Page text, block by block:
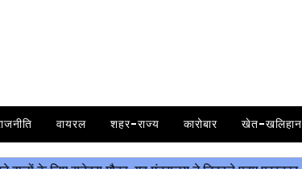
वायरल शहर-राज्य कारोबार खेत-खलिहान